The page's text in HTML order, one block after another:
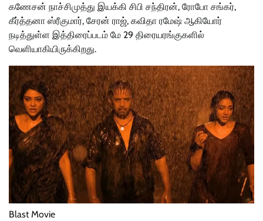
கணேசன் நாச்சிமுத்து இயக்கி சிபி சந்திரன், ரோபோ சங்கர்,
கீர்த்தனா ஸ்ரீகுமார், சேரன் ராஜ், கவிதா ரமேஷ் ஆகியோர்
நடித்துள்ள இத்திரைப்படம் மே 29 திரையரங்குகளில்
வெளியாகியிருக்கிறது.
Blast Movie